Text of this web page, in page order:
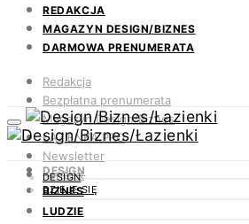
REDAKCJA
MAGAZYN DESIGN/BIZNES
DARMOWA PRENUMERATA
Redakcja
Bezpłatna prenumerata
Magazyn Design/Biznes
ŁAZIENKA.PRO
Newsletter
Kontakt
DESIGN
BIZNES
LUDZIE
DESIGN
DZIEJE SIĘ